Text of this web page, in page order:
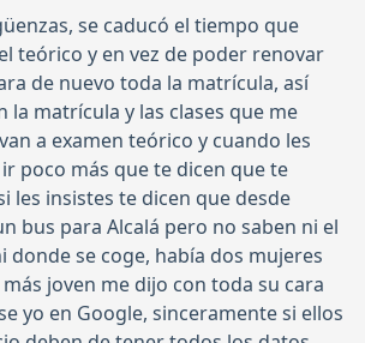
se caducó el tiempo que
teórico y en vez de poder renovar
de nuevo toda la matrícula, así
la matrícula y las clases que me
a examen teórico y cuando les
poco más que te dicen que te
les insistes te dicen que desde
bus para Alcalá pero no saben ni el
donde se coge, había dos mujeres
joven me dijo con toda su cara
yo en Google, sinceramente si ellos